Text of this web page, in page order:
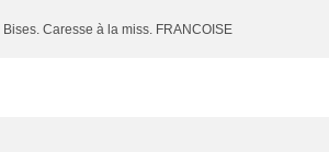
Caresse à la miss. FRANCOISE